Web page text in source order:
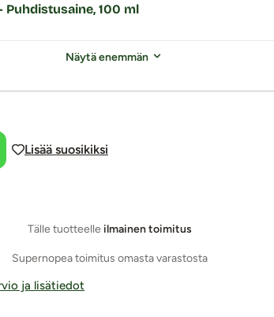
Puhdistusaine, 100 ml
Näytä enemmän
Lisää suosikiksi
Tälle tuotteelle ilmainen toimitus
Supernopea toimitus omasta varastosta
ja lisätiedot